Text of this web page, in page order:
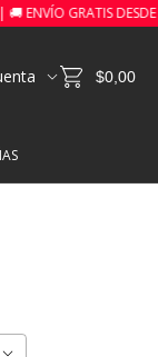
GRATIS DESDE $99.999
$0,00